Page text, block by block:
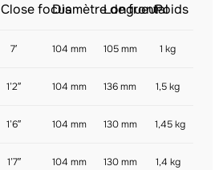
Close focusDiamètre de frontal
LongueurPoids
7′ 104 mm 105 mm 1 kg
1’2″ 104 mm 136 mm 1,5 kg
1’6″ 104 mm 130 mm 1,45 kg
1’7″ 104 mm 130 mm 1,4 kg